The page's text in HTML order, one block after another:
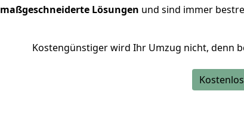
maßgeschneiderte Lösungen und sind immer
Kostengünstiger wird Ihr Umzug nicht, denn